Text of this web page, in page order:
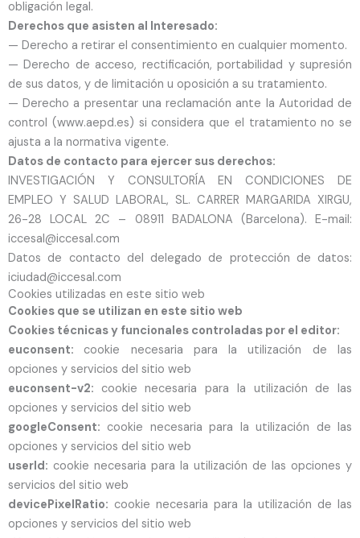
obligación legal.
Derechos que asisten al Interesado:
— Derecho a retirar el consentimiento en cualquier momento.
— Derecho de acceso, rectificación, portabilidad y supresión
de sus datos, y de limitación u oposición a su tratamiento.
— Derecho a presentar una reclamación ante la Autoridad de
control (www.aepd.es) si considera que el tratamiento no se
ajusta a la normativa vigente.
Datos de contacto para ejercer sus derechos:
INVESTIGACIÓN Y CONSULTORÍA EN CONDICIONES DE
EMPLEO Y SALUD LABORAL, SL. CARRER MARGARIDA XIRGU,
26-28 LOCAL 2C – 08911 BADALONA (Barcelona). E-mail:
iccesal@iccesal.com
Datos de contacto del delegado de protección de datos:
iciudad@iccesal.com
Cookies utilizadas en este sitio web
Cookies que se utilizan en este sitio web
Cookies técnicas y funcionales controladas por el editor:
euconsent: cookie necesaria para la utilización de las
opciones y servicios del sitio web
euconsent-v2: cookie necesaria para la utilización de las
opciones y servicios del sitio web
googleConsent: cookie necesaria para la utilización de las
opciones y servicios del sitio web
userld: cookie necesaria para la utilización de las opciones y
servicios del sitio web
devicePixelRatio: cookie necesaria para la utilización de las
opciones y servicios del sitio web